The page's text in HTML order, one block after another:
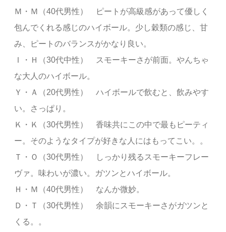
Ｍ・Ｍ（40代男性） ピートが高級感があって優しく
包んでくれる感じのハイボール。少し穀類の感じ、甘
み、ピートのバランスがかなり良い。
Ｉ・Ｈ（30代中性） スモーキーさが前面。やんちゃ
な大人のハイボール。
Ｙ・Ａ（20代男性） ハイボールで飲むと、飲みやす
い。さっぱり。
Ｋ・Ｋ（30代男性） 香味共にこの中で最もピーティ
ー。そのようなタイプが好きな人にはもってこい。。
Ｔ・Ｏ（30代男性） しっかり残るスモーキーフレー
ヴァ。味わいが濃い。ガツンとハイボール。
Ｈ・Ｍ（40代男性） なんか微妙。
Ｄ・Ｔ（30代男性） 余韻にスモーキーさがガツンと
くる。。